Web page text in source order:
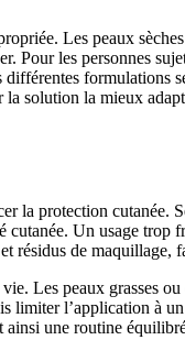
Les peaux
Pour les personnes
formulations
solution la mieux
la protection cutanée.
Un usage trop
résidus de maquillage,
Les peaux grasses
limiter l’application à
ainsi une routine